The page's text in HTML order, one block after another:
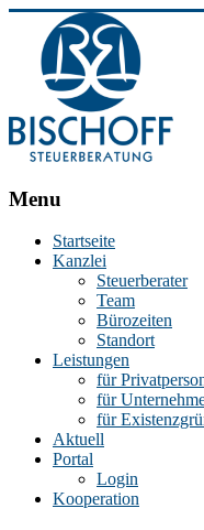
BISCHOFF
Stephan
Steuerberater
Essen
Menu
Startseite
Kanzlei
Steuerberater
Team
Bürozeiten
Standort
Leistungen
für
für
für
Aktuell
Portal
Login
Kooperation